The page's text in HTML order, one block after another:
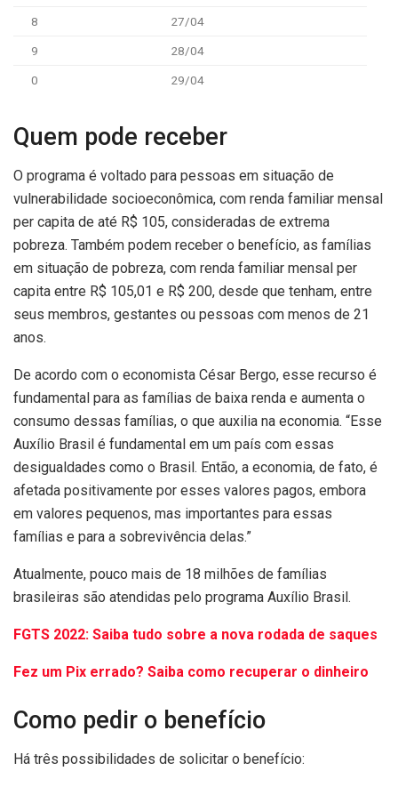
8 27/04
9 28/04
0 29/04
Quem pode receber
O programa é voltado para pessoas em situação de
vulnerabilidade socioeconômica, com renda familiar mensal
per capita de até R$ 105, consideradas de extrema
pobreza. Também podem receber o benefício, as famílias
em situação de pobreza, com renda familiar mensal per
capita entre R$ 105,01 e R$ 200, desde que tenham, entre
seus membros, gestantes ou pessoas com menos de 21
anos.
De acordo com o economista César Bergo, esse recurso é
fundamental para as famílias de baixa renda e aumenta o
consumo dessas famílias, o que auxilia na economia. “Esse
Auxílio Brasil é fundamental em um país com essas
desigualdades como o Brasil. Então, a economia, de fato, é
afetada positivamente por esses valores pagos, embora
em valores pequenos, mas importantes para essas
famílias e para a sobrevivência delas.”
Atualmente, pouco mais de 18 milhões de famílias
brasileiras são atendidas pelo programa Auxílio Brasil.
FGTS 2022: Saiba tudo sobre a nova rodada de saques
Fez um Pix errado? Saiba como recuperar o dinheiro
Como pedir o benefício
Há três possibilidades de solicitar o benefício: